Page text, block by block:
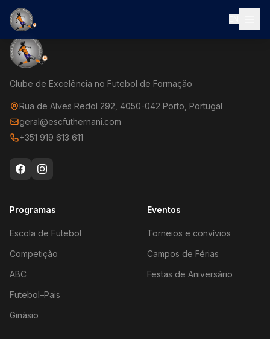
Clube de Excelência no Futebol de Formação
Rua de Alves Redol 292, 4050-042 Porto, Portugal
geral@escfuthernani.com
+351 919 613 611
Programas
Escola de Futebol
Competição
ABC
Futebol–Pais
Ginásio
Eventos
Torneios e convívios
Campos de Férias
Festas de Aniversário